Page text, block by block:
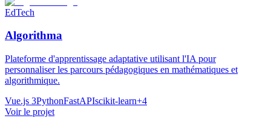
EdTech
Algorithma
Plateforme d'apprentissage adaptative utilisant l'IA pour
personnaliser les parcours pédagogiques en mathématiques et
algorithmique.
Vue.js 3PythonFastAPIscikit-learn+4
Voir le projet